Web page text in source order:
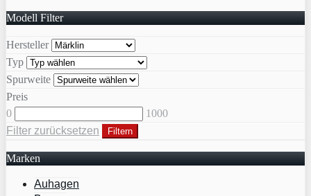
Modell Filter
Hersteller
Typ
Spurweite
Preis
0
1000
Filter zurücksetzen
Filtern
Marken
Auhagen